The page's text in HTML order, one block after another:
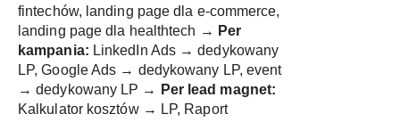
fintechów, landing page dla e-commerce,
landing page dla healthtech → Per
kampania: LinkedIn Ads → dedykowany
LP, Google Ads → dedykowany LP, event
→ dedykowany LP →
Per lead magnet:
Kalkulator kosztów → LP, Raport